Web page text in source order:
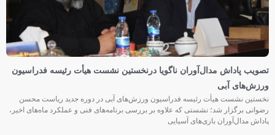
تصویب پاداش مدال‌آوران ناگویا درنخستین نشست هیأت رئیسه فدراسیون
ورزش‌های آبی
نخستین نشست هیأت رئیسه فدراسیون ورزش‌های آبی در دوره جدید ریاست محسن
رضوانی برگزار شد؛ نشستی که علاوه بر بررسی برنامه‌های فنی و عملکرد ماه‌های اخیر،
پاداش مدال‌آوران بازی‌های آسیایی